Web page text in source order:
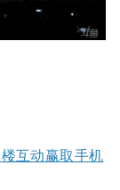
互动赢取手机